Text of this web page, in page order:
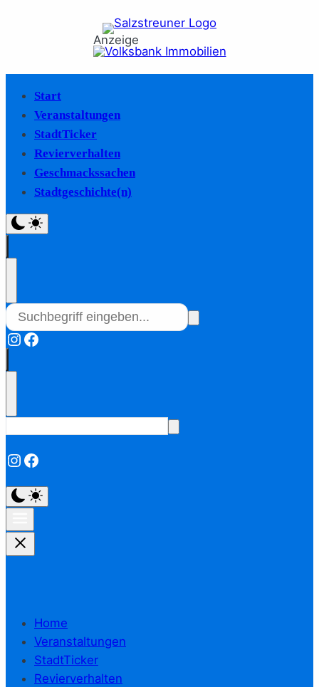
Anzeige
Start
Veranstaltungen
StadtTicker
Revierverhalten
Geschmackssachen
Stadtgeschichte(n)
Instagram
Facebook
Instagram
Facebook
Home
Veranstaltungen
StadtTicker
Revierverhalten